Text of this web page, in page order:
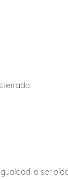
a ser